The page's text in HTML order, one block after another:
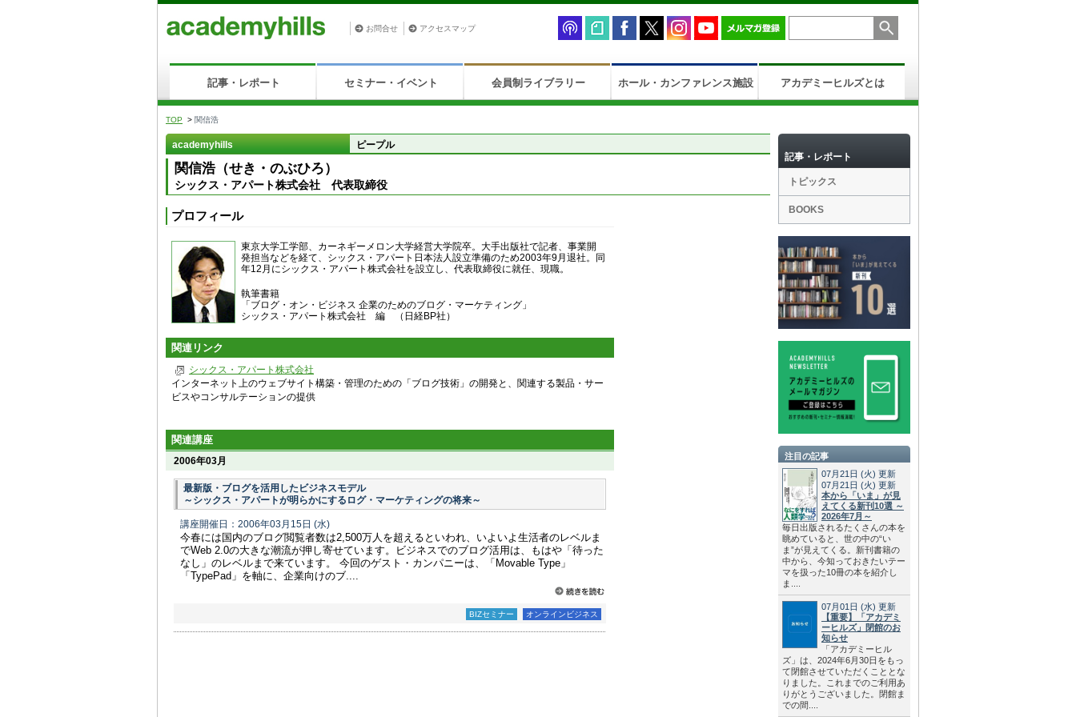
お問合せ アクセスマップ
記事・レポート セミナー・イベント 会員制ライブラリー ホール・カンファレンス施設 アカデミーヒルズとは
TOP > 関信浩
academyhills ピープル
関信浩（せき・のぶひろ）
シックス・アパート株式会社 代表取締役
プロフィール
東京大学工学部、カーネギーメロン大学経営大学院卒。大手出版社で記者、事業開
発担当などを経て、シックス・アパート日本法人設立準備のため2003年9月退社。同
年12月にシックス・アパート株式会社を設立し、代表取締役に就任、現職。
執筆書籍
「ブログ・オン・ビジネス 企業のためのブログ・マーケティング」
シックス・アパート株式会社 編 （日経BP社）
関連リンク
シックス・アパート株式会社
インターネット上のウェブサイト構築・管理のための「ブログ技術」の開発と、関連する製品・サー
ビスやコンサルテーションの提供
関連講座
2006年03月
最新版・ブログを活用したビジネスモデル
～シックス・アパートが明らかにするログ・マーケティングの将来～
講座開催日：2006年03月15日 (水)
今春には国内のブログ閲覧者数は2,500万人を超えるといわれ、いよいよ生活者のレベルま
でWeb 2.0の大きな潮流が押し寄せています。ビジネスでのブログ活用は、もはや「待った
なし」のレベルまで来ています。 今回のゲスト・カンパニーは、「Movable Type」
「TypePad」を軸に、企業向けのブ....
BIZセミナー オンラインビジネス
記事・レポート
トピックス
BOOKS
注目の記事
07月21日 (火) 更新
07月21日 (火) 更新
本から「いま」が見
えてくる新刊10選 ～
2026年7月～
毎日出版されるたくさんの本を
眺めていると、世の中の“い
ま”が見えてくる。新刊書籍の
中から、今知っておきたいテー
マを扱った10冊の本を紹介し
ま....
07月01日 (水) 更新
【重要】「アカデミ
ーヒルズ」閉館のお
知らせ
「アカデミーヒル
ズ」は、2024年6月30日をもっ
て閉館させていただくこととな
りました。これまでのご利用あ
りがとうございました。閉館ま
での間....